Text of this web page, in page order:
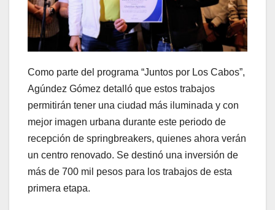
Como parte del programa “Juntos por Los Cabos”,
Agúndez Gómez detalló que estos trabajos
permitirán tener una ciudad más iluminada y con
mejor imagen urbana durante este periodo de
recepción de springbreakers, quienes ahora verán
un centro renovado. Se destinó una inversión de
más de 700 mil pesos para los trabajos de esta
primera etapa.